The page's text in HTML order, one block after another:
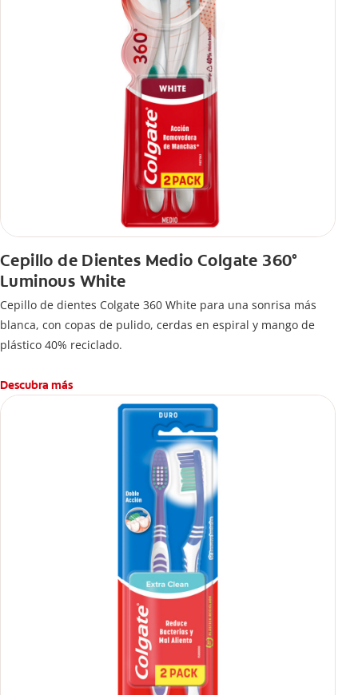
Cepillo de Dientes Medio Colgate 360°
Luminous White
Cepillo de dientes Colgate 360 White para una sonrisa más
blanca, con copas de pulido, cerdas en espiral y mango de
plástico 40% reciclado.
Descubra más